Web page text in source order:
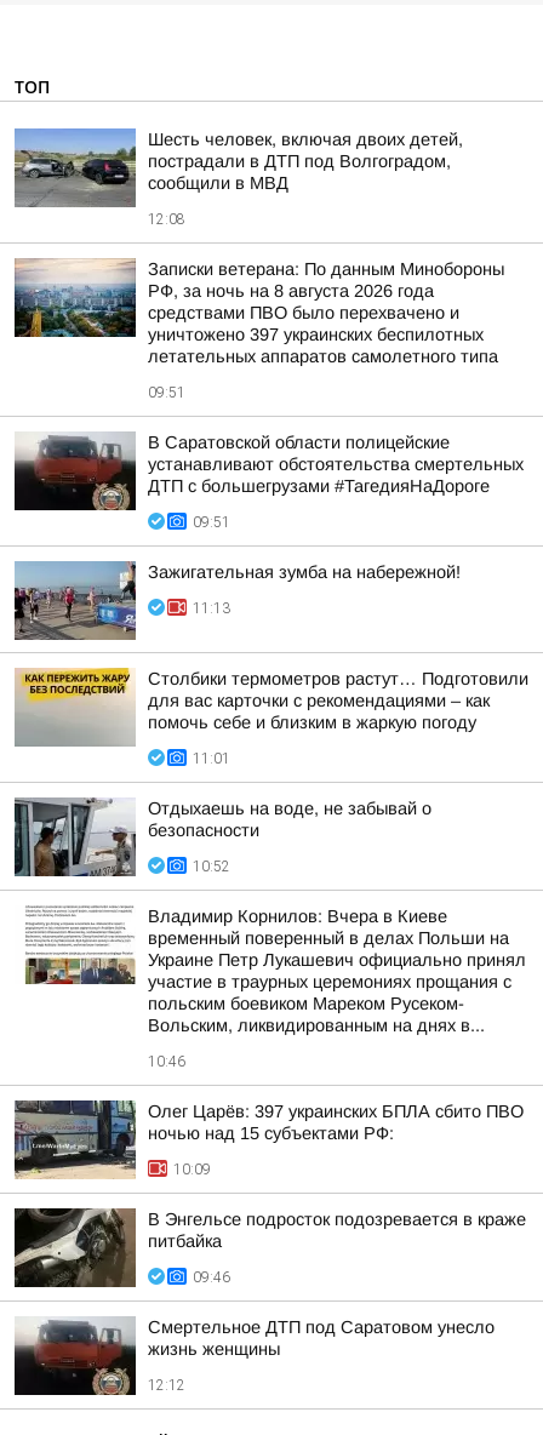
ТОП
Шесть человек, включая двоих детей,
пострадали в ДТП под Волгоградом,
сообщили в МВД
12:08
Записки ветерана: По данным Минобороны
РФ, за ночь на 8 августа 2026 года
средствами ПВО было перехвачено и
уничтожено 397 украинских беспилотных
летательных аппаратов самолетного типа
09:51
В Саратовской области полицейские
устанавливают обстоятельства смертельных
ДТП с большегрузами #ТагедияНаДороге
09:51
Зажигательная зумба на набережной!
11:13
Столбики термометров растут… Подготовили
для вас карточки с рекомендациями – как
помочь себе и близким в жаркую погоду
11:01
Отдыхаешь на воде, не забывай о
безопасности
10:52
Владимир Корнилов: Вчера в Киеве
временный поверенный в делах Польши на
Украине Петр Лукашевич официально принял
участие в траурных церемониях прощания с
польским боевиком Мареком Русеком-
Вольским, ликвидированным на днях в...
10:46
Олег Царёв: 397 украинских БПЛА сбито ПВО
ночью над 15 субъектами РФ:
10:09
В Энгельсе подросток подозревается в краже
питбайка
09:46
Смертельное ДТП под Саратовом унесло
жизнь женщины
12:12